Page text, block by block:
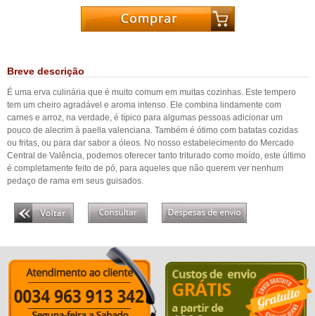
Breve descrição
É uma erva culinária que é muito comum em muitas cozinhas. Este tempero
tem um cheiro agradável e aroma intenso. Ele combina lindamente com
carnes e arroz, na verdade, é típico para algumas pessoas adicionar um
pouco de alecrim à paella valenciana. Também é ótimo com batatas cozidas
ou fritas, ou para dar sabor a óleos. No nosso estabelecimento do Mercado
Central de Valência, podemos oferecer tanto triturado como moído, este último
é completamente feito de pó, para aqueles que não querem ver nenhum
pedaço de rama em seus guisados.